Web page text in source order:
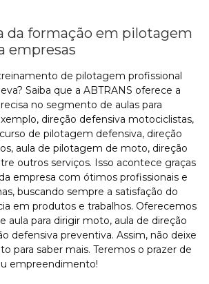
da formação em pilotagem
empresas
de pilotagem profissional
Saiba que a ABTRANS oferece a
no segmento de aulas para
direção defensiva motociclistas,
de pilotagem defensiva, direção
aula de pilotagem de moto, direção
outros serviços. Isso acontece graças
empresa com ótimos profissionais e
buscando sempre a satisfação do
em produtos e trabalhos. Oferecemos
aula para dirigir moto, aula de direção
defensiva preventiva. Assim, não deixe
para saber mais. Teremos o prazer de
empreendimento!